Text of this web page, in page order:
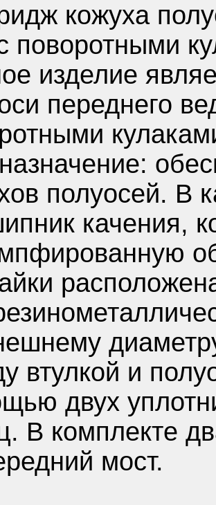
кожуха
поворотными
изделие
переднего
полуосей. В
качения,
втулкой и
двух
В комплекте
мост.